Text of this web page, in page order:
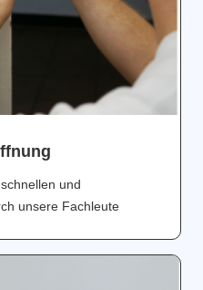
und
unsere Fachleute